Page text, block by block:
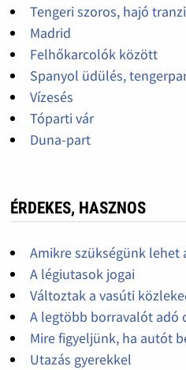
Tengeri szoros, hajó
Madrid
Felhőkarcolók között
Spanyol üdülés,
Vízesés
Tóparti vár
Duna-part
ÉRDEKES, HASZNOS
Amikre szükségünk lehet
A légiutasok jogai
Változtak a vasúti
A legtöbb borravalót adó
Mire figyeljünk, ha autót
Utazás gyerekkel